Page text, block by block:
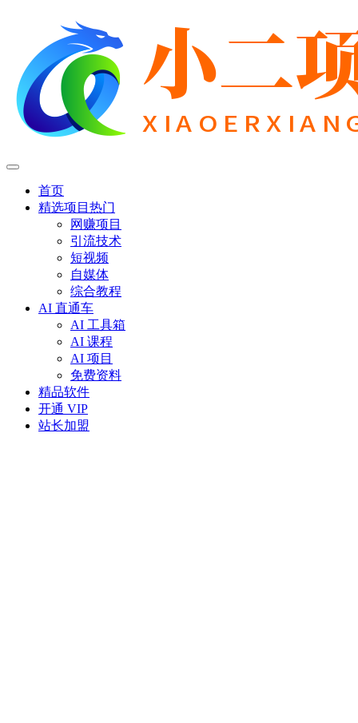
首页
精选项目 热门
网赚项目
引流技术
短视频
自媒体
综合教程
AI 直通车
AI 工具箱
AI 课程
AI 项目
免费资料
精品软件
开通 VIP
站长加盟